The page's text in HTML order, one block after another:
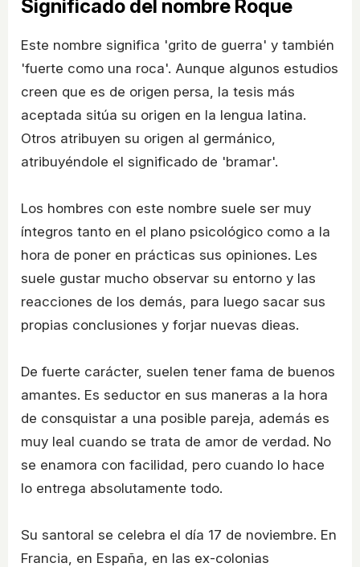
Significado del nombre Roque
Este nombre significa 'grito de guerra' y también
'fuerte como una roca'. Aunque algunos estudios
creen que es de origen persa, la tesis más
aceptada sitúa su origen en la lengua latina.
Otros atribuyen su origen al germánico,
atribuyéndole el significado de 'bramar'.
Los hombres con este nombre suele ser muy
íntegros tanto en el plano psicológico como a la
hora de poner en prácticas sus opiniones. Les
suele gustar mucho observar su entorno y las
reacciones de los demás, para luego sacar sus
propias conclusiones y forjar nuevas dieas.
De fuerte carácter, suelen tener fama de buenos
amantes. Es seductor en sus maneras a la hora
de consquistar a una posible pareja, además es
muy leal cuando se trata de amor de verdad. No
se enamora con facilidad, pero cuando lo hace
lo entrega absolutamente todo.
Su santoral se celebra el día 17 de noviembre. En
Francia, en España, en las ex-colonias